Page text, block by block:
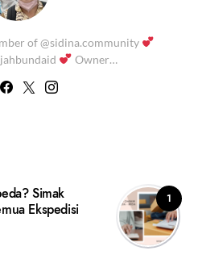
of @sidina.community
Owner…
1
Simak
Ekspedisi